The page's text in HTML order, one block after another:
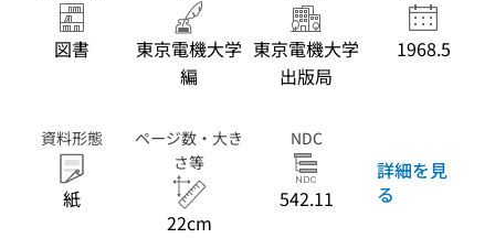
図書
東京電機大学
編
東京電機大学
出版局
1968.5
資料形態
紙
ページ数・大き
さ等
22cm
NDC
542.11
詳細を見
る